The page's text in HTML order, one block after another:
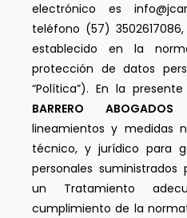
electrónico es
teléfono (57)
establecido en la
protección de datos
“Política”). En la
BARRERO ABOGADOS
lineamientos y medidas
técnico, y jurídico para
personales
un Tratamiento
cumplimiento de la